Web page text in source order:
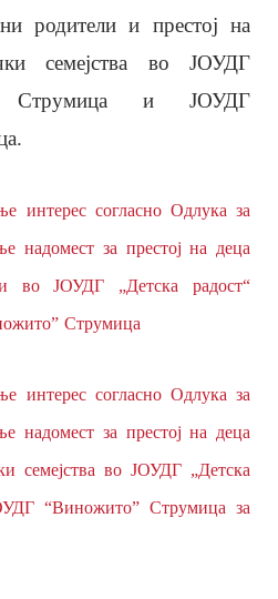
родители и престој на
семејства во ЈОУДГ
Струмица и ЈОУДГ
интерес согласно Oдлука за
надомест за престој на деца
во ЈОУДГ „Детска радост“
Струмица
интерес согласно Одлука за
надомест за престој на деца
семејства во ЈОУДГ „Детска
“Виножито” Струмица за